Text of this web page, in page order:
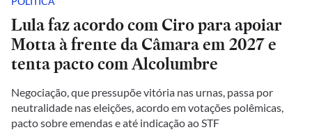
Lula faz acordo com Ciro para apoiar
Motta à frente da Câmara em 2027 e
tenta pacto com Alcolumbre
Negociação, que pressupõe vitória nas urnas, passa por
neutralidade nas eleições, acordo em votações polêmicas,
pacto sobre emendas e até indicação ao STF